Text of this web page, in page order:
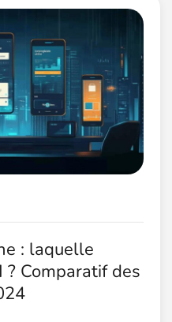
: laquelle
? Comparatif des